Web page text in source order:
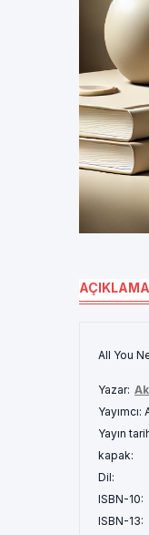
AÇIKLAMA
All You
Yazar:
Yayımcı:
Yayın
kapak:
Dil:
ISBN-10:
ISBN-13: